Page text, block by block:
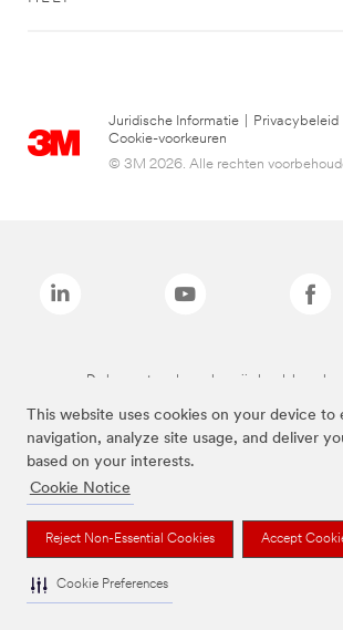
This website uses cookies on your device to
navigation, analyze site usage, and deliver
based on your interests.
Cookie Notice
Reject Non-Essential Cookies Accept
Cookie Preferences
Juridische Informatie Privacybeleid
Cookie-voorkeuren
© 3M 2026. Alle rechten
De bovenstaande merken zijn handelsmerken